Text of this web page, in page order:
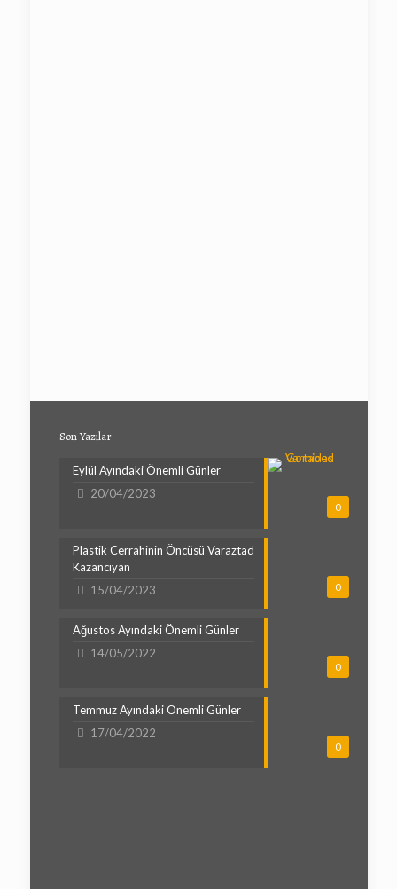
Son Yazılar
0
Eylül Ayındaki Önemli Günler
20/04/2023
0
Plastik Cerrahinin Öncüsü Varaztad
Kazancıyan
15/04/2023
0
Ağustos Ayındaki Önemli Günler
14/05/2022
0
Temmuz Ayındaki Önemli Günler
17/04/2022